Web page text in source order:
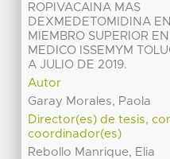
ROPIVACAINA MAS
DEXMEDETOMIDINA
MIEMBRO SUPERIOR
MEDICO ISSEMYM
A JULIO DE 2019.
Autor
Garay Morales, Paola
Director(es) de tesis,
coordinador(es)
Rebollo Manrique, Elia